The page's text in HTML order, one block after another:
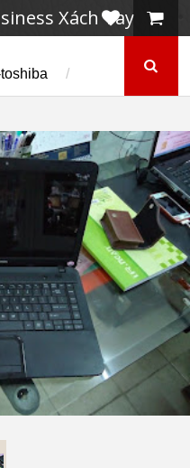
Xách Tay
/